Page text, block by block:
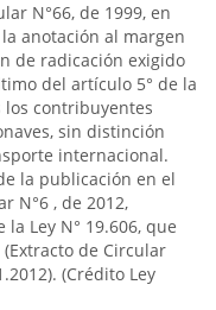
N°66, de 1999, en
anotación al margen
de radicación exigido
del artículo 5° de la
los contribuyentes
sin distinción
internacional.
la publicación en el
N°6 , de 2012,
Ley N° 19.606, que
de Circular
(Crédito Ley